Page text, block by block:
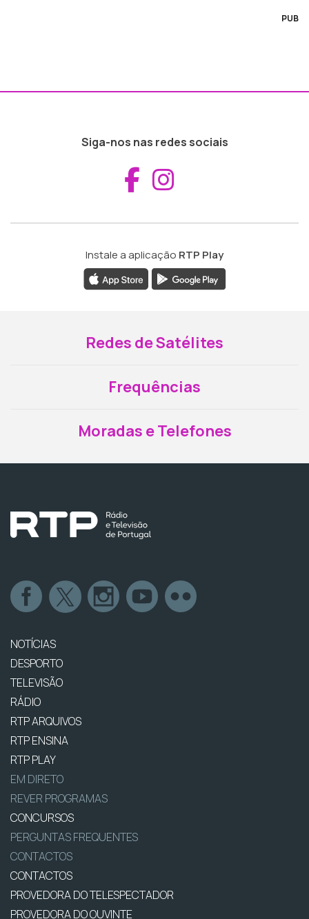
PUB
Siga-nos nas redes sociais
Aceder ao
Instale a aplicação RTP Play
Redes de Satélites
Frequências
Moradas e Telefones
NOTÍCIAS
DESPORTO
TELEVISÃO
RÁDIO
RTP ARQUIVOS
RTP ENSINA
RTP PLAY
EM DIRETO
REVER PROGRAMAS
CONCURSOS
PERGUNTAS FREQUENTES
CONTACTOS
CONTACTOS
PROVEDORA DO TELESPECTADOR
PROVEDORA DO OUVINTE